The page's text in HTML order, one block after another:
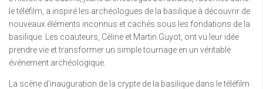
le téléfilm, a inspiré les archéologues de la basilique à découvrir de
nouveaux éléments inconnus et cachés sous les fondations de la
basilique. Les coauteurs, Céline et Martin Guyot, ont vu leur idée
prendre vie et transformer un simple tournage en un véritable
événement archéologique.
La scène d’inauguration de la crypte de la basilique dans le téléfilm